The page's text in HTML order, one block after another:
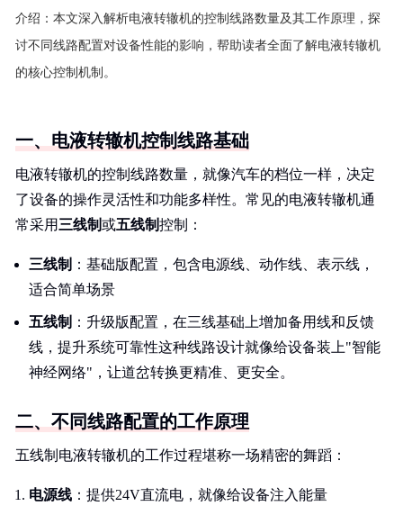
介绍： 本文深入解析电液转辙机的控制线路数量及其工作原理，探
讨不同线路配置对设备性能的影响，帮助读者全面了解电液转辙机
的核心控制机制。
一、电液转辙机控制线路基础
电液转辙机的控制线路数量，就像汽车的档位一样，决定
了设备的操作灵活性和功能多样性。常见的电液转辙机通
常采用 三线制或五线制控制：
三线制 ：基础版配置，包含电源线、动作线、表示线，
适合简单场景
五线制 ：升级版配置，在三线基础上增加备用线和反馈
线，提升系统可靠性这种线路设计就像给设备装上"智能
神经网络"，让道岔转换更精准、更安全。
二、不同线路配置的工作原理
五线制电液转辙机的工作过程堪称一场精密的舞蹈：
电源线 ：提供24V直流电，就像给设备注入能量